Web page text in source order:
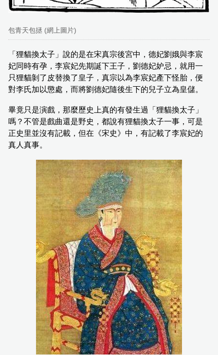
包青天包拯 (網上圖片)
「狸貓換太子」說的是在宋真宗後宮中，德妃劉娥與李宸
妃同時有孕，李宸妃先期誕下王子，劉德妃妒忌，就用一
只狸貓剝了皮替換了皇子，真宗以為李宸妃產下怪胎，便
對李氏加以懲處，而將劉德妃隨後生下的兒子立為皇儲。
畢竟只是演戲，那麼歷史上真的有發生過「狸貓換太子」
嗎？不管是戲曲還是野史，都說有狸貓換太子一事，可是
正史里並沒有記載，但在《宋史》中，有記載了李宸妃的
真人真事。